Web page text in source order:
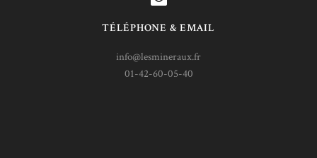
TÉLÉPHONE & EMAIL
info@lesmineraux.fr
01-42-60-05-40